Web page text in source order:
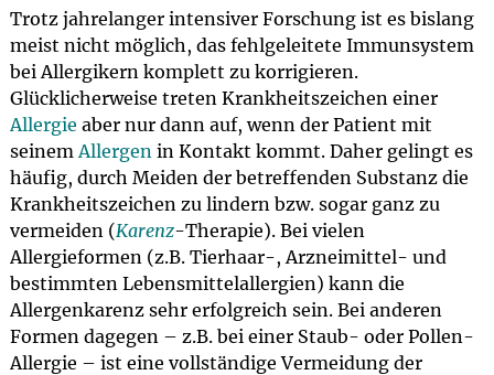
Trotz jahrelanger intensiver Forschung ist es bislang
meist nicht möglich, das fehlgeleitete Immunsystem
bei Allergikern komplett zu korrigieren.
Glücklicherweise treten Krankheitszeichen einer
Allergie aber nur dann auf, wenn der Patient mit
seinemAllergenin Kontakt kommt. Daher gelingt es
häufig, durch Meiden der betreffenden Substanz die
Krankheitszeichen zu lindern bzw. sogar ganz zu
vermeiden (Karenz-Therapie). Bei vielen
Allergieformen (z.B. Tierhaar-, Arzneimittel- und
bestimmten Lebensmittelallergien) kann die
Allergenkarenz sehr erfolgreich sein. Bei anderen
Formen dagegen – z.B. bei einer Staub- oder Pollen-
Allergie – ist eine vollständige Vermeidung der